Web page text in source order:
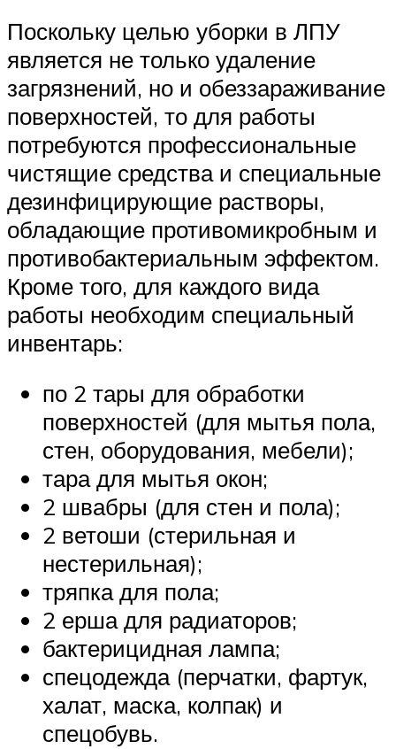
Поскольку целью уборки в ЛПУ
является не только удаление
загрязнений, но и обеззараживание
поверхностей, то для работы
потребуются профессиональные
чистящие средства и специальные
дезинфицирующие растворы,
обладающие противомикробным и
противобактериальным эффектом.
Кроме того, для каждого вида
работы необходим специальный
инвентарь:
по 2 тары для обработки
поверхностей (для мытья пола,
стен, оборудования, мебели);
тара для мытья окон;
2 швабры (для стен и пола);
2 ветоши (стерильная и
нестерильная);
тряпка для пола;
2 ерша для радиаторов;
бактерицидная лампа;
спецодежда (перчатки, фартук,
халат, маска, колпак) и
спецобувь.